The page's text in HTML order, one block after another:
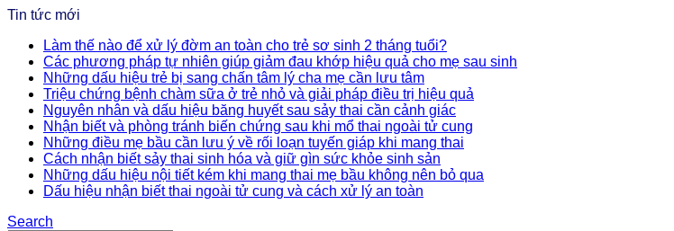
Tin tức mới
Làm thế nào để xử lý đờm an toàn cho trẻ sơ sinh 2 tháng tuổi?
Các phương pháp tự nhiên giúp giảm đau khớp hiệu quả cho mẹ sau sinh
Những dấu hiệu trẻ bị sang chấn tâm lý cha mẹ cần lưu tâm
Triệu chứng bệnh chàm sữa ở trẻ nhỏ và giải pháp điều trị hiệu quả
Nguyên nhân và dấu hiệu băng huyết sau sảy thai cần cảnh giác
Nhận biết và phòng tránh biến chứng sau khi mổ thai ngoài tử cung
Những điều mẹ bầu cần lưu ý về rối loạn tuyến giáp khi mang thai
Cách nhận biết sảy thai sinh hóa và giữ gìn sức khỏe sinh sản
Những dấu hiệu nội tiết kém khi mang thai mẹ bầu không nên bỏ qua
Dấu hiệu nhận biết thai ngoài tử cung và cách xử lý an toàn
Search